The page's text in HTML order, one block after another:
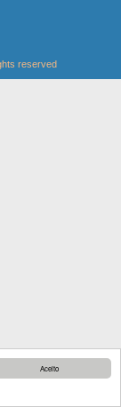
Aceito
reserved